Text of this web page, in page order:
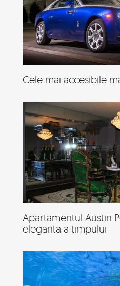
Cele mai accesibile
Apartamentul Austin
eleganta a timpului